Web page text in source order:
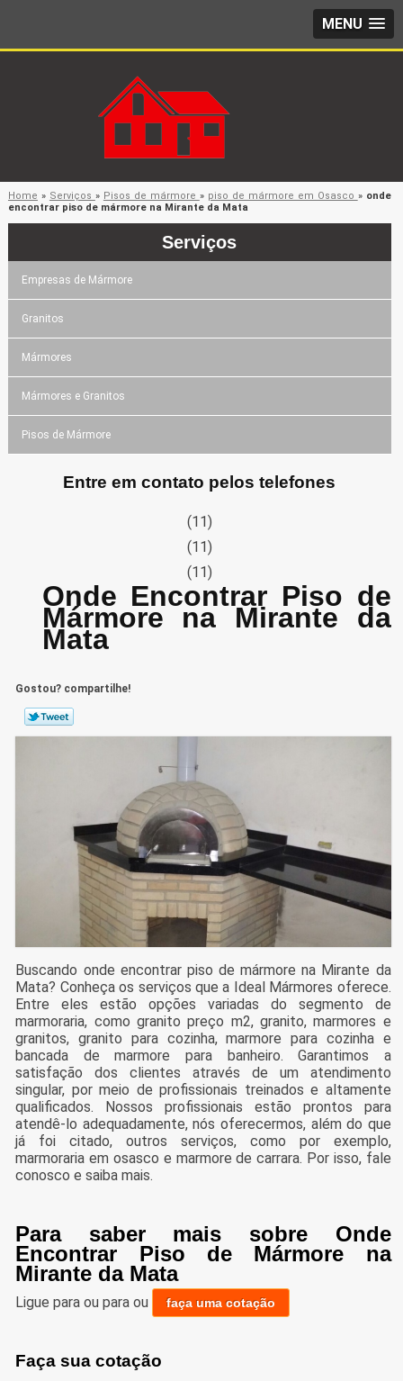
MENU
Home » Serviços » Pisos de mármore » piso de mármore em Osasco » onde
encontrar piso de mármore na Mirante da Mata
Serviços
Empresas de Mármore
Granitos
Mármores
Mármores e Granitos
Pisos de Mármore
Entre em contato pelos telefones
(11)
(11)
(11)
Onde Encontrar Piso de
Mármore na Mirante da
Mata
Gostou? compartilhe!
Buscando onde encontrar piso de mármore na Mirante da
Mata? Conheça os serviços que a Ideal Mármores oferece.
Entre eles estão opções variadas do segmento de
marmoraria, como granito preço m2, granito, marmores e
granitos, granito para cozinha, marmore para cozinha e
bancada de marmore para banheiro. Garantimos a
satisfação dos clientes através de um atendimento
singular, por meio de profissionais treinados e altamente
qualificados. Nossos profissionais estão prontos para
atendê-lo adequadamente, nós oferecermos, além do que
já foi citado, outros serviços, como por exemplo,
marmoraria em osasco e marmore de carrara. Por isso, fale
conosco e saiba mais.
Para saber mais sobre Onde
Encontrar Piso de Mármore na
Mirante da Mata
Ligue paraou paraou faça uma cotação
Faça sua cotação